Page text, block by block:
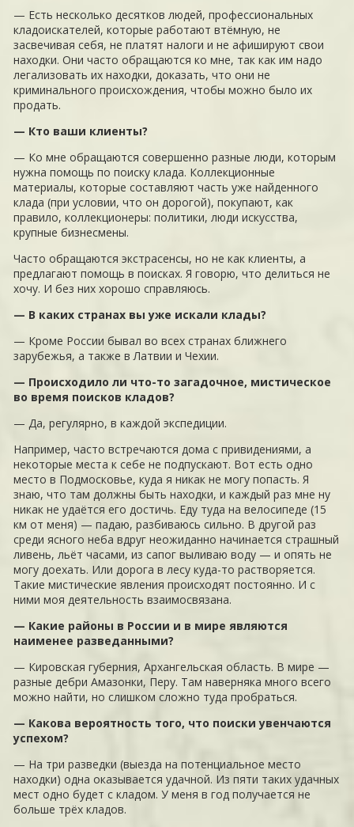
— Есть несколько десятков людей, профессиональных
кладоискателей, которые работают втёмную, не
засвечивая себя, не платят налоги и не афишируют свои
находки. Они часто обращаются ко мне, так как им надо
легализовать их находки, доказать, что они не
криминального происхождения, чтобы можно было их
продать.
— Кто ваши клиенты?
— Ко мне обращаются совершенно разные люди, которым
нужна помощь по поиску клада. Коллекционные
материалы, которые составляют часть уже найденного
клада (при условии, что он дорогой), покупают, как
правило, коллекционеры: политики, люди искусства,
крупные бизнесмены.
Часто обращаются экстрасенсы, но не как клиенты, а
предлагают помощь в поисках. Я говорю, что делиться не
хочу. И без них хорошо справляюсь.
— В каких странах вы уже искали клады?
— Кроме России бывал во всех странах ближнего
зарубежья, а также в Латвии и Чехии.
— Происходило ли что-то загадочное, мистическое
во время поисков кладов?
— Да, регулярно, в каждой экспедиции.
Например, часто встречаются дома с привидениями, а
некоторые места к себе не подпускают. Вот есть одно
место в Подмосковье, куда я никак не могу попасть. Я
знаю, что там должны быть находки, и каждый раз мне ну
никак не удаётся его достичь. Еду туда на велосипеде (15
км от меня) — падаю, разбиваюсь сильно. В другой раз
среди ясного неба вдруг неожиданно начинается страшный
ливень, льёт часами, из сапог выливаю воду — и опять не
могу доехать. Или дорога в лесу куда-то растворяется.
Такие мистические явления происходят постоянно. И с
ними моя деятельность взаимосвязана.
— Какие районы в России и в мире являются
наименее разведанными?
— Кировская губерния, Архангельская область. В мире —
разные дебри Амазонки, Перу. Там наверняка много всего
можно найти, но слишком сложно туда пробраться.
— Какова вероятность того, что поиски увенчаются
успехом?
— На три разведки (выезда на потенциальное место
находки) одна оказывается удачной. Из пяти таких удачных
мест одно будет с кладом. У меня в год получается не
больше трёх кладов.